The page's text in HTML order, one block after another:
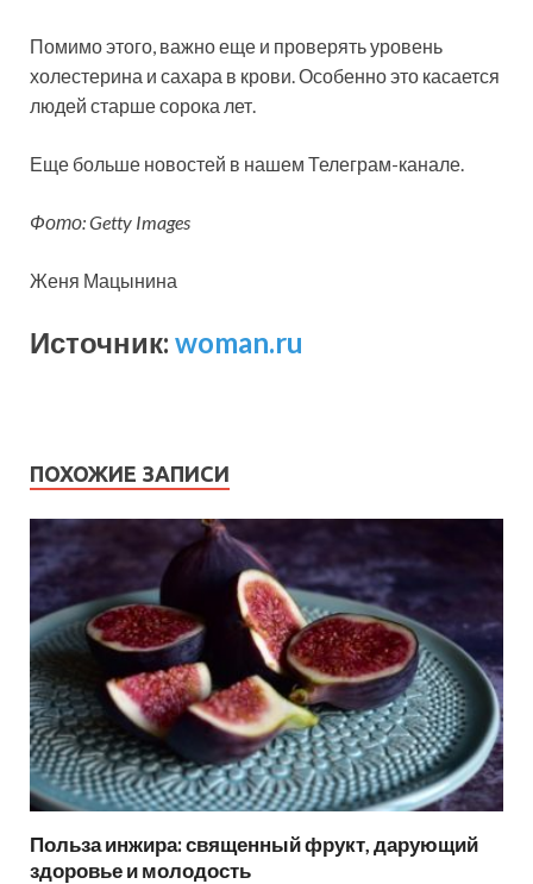
Помимо этого, важно еще и проверять уровень
холестерина и сахара в крови. Особенно это касается
людей старше сорока лет.
Еще больше новостей в нашем Телеграм-канале.
Фото: Getty Images
Женя Мацынина
Источник: woman.ru
ПОХОЖИЕ ЗАПИСИ
Польза инжира: священный фрукт, дарующий
здоровье и молодость